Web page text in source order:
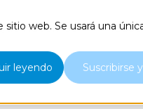
web. Se usará una
leyendo Suscribirse
hacemos